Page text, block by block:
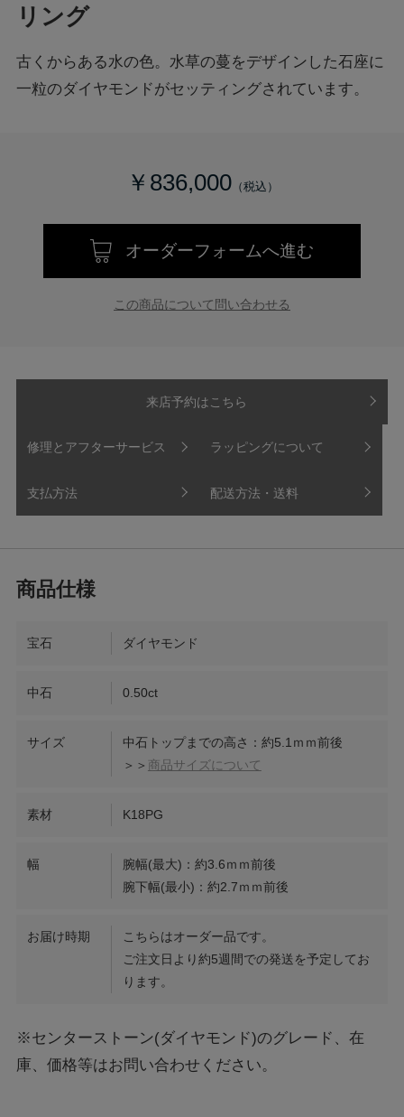
リング
古くからある水の色。水草の蔓をデザインした石座に
一粒のダイヤモンドがセッティングされています。
￥836,000
オーダーフォームへ進む
この商品について問い合わせる
来店予約はこちら
修理とアフターサービス ラッピングについて
支払方法 配送方法・送料
宝石 ダイヤモンド
中石 0.50ct
サイズ
中石トップまでの高さ：約5.1ｍｍ前後
＞＞ 商品サイズについて
素材 K18PG
幅
腕幅(最大)：約3.6ｍｍ前後
腕下幅(最小)：約2.7ｍｍ前後
お届け時期
こちらはオーダー品です。
ご注文日より約5週間での発送を予定してお
ります。
※センターストーン(ダイヤモンド)のグレード、在
庫、価格等はお問い合わせください。